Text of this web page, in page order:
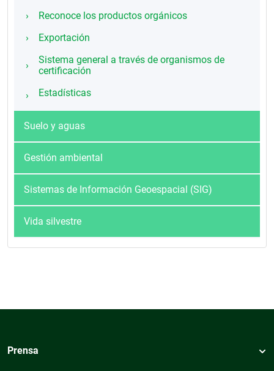
Reconoce los productos orgánicos
Exportación
Sistema general a través de organismos de
certificación
Estadísticas
Suelo y aguas
Gestión ambiental
Sistemas de Información Geoespacial (SIG)
Vida silvestre
Prensa